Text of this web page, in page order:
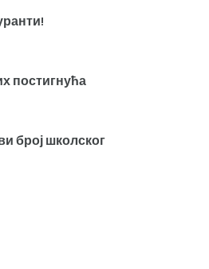
постигнућа
број школског